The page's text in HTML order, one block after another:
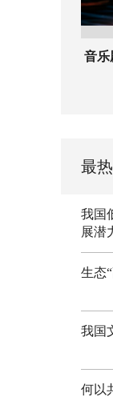
音乐
最
我国
展潜
生态
我国
何以